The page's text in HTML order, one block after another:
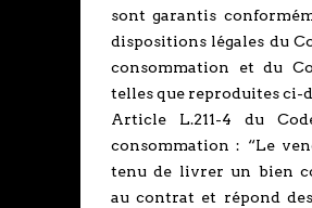
sont garantis
dispositions légales du
consommation et du
telles que reproduites ci-
Article L.211-4 du
consommation : “Le
tenu de livrer un bien
au contrat et répond